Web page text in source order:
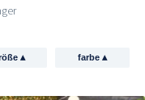
▴ farbe ▴